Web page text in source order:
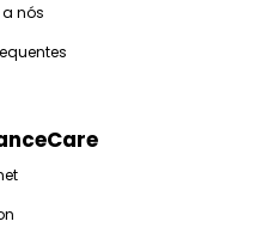
nós